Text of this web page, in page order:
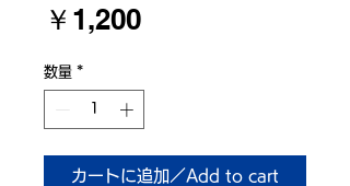
￥1,200価
数量 *
カートに追加／Add to cart